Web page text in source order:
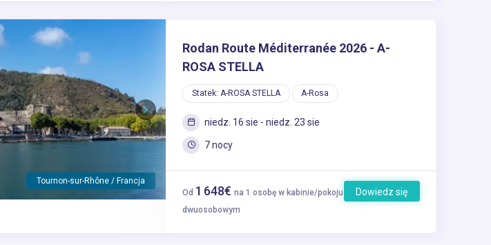
Plan rejsu
Next
Rodan Route Méditerranée 2026 - A-
ROSA STELLA
Statek: A-ROSA STELLA A-Rosa
niedz. 16 sie - niedz. 23 sie
7 nocy
Od 1 648€ na 1 osobę w kabinie/pokoju
dwuosobowym
Dowiedz się
więcej